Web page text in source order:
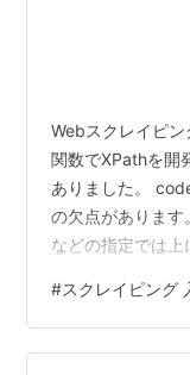
Webスクレイピ
関数でXPathを開
ありました。
の欠点がありま
などの指定では
など。 これらの
て自分で指定す
（ChatGPTに相
#スクレイピング